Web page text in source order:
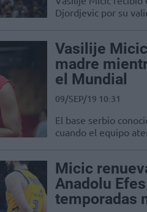
Djordjevic por su
Vasilije
madre
el Mundial
09/SEP/19 10:31
El base serbio
cuando el equipo
Micic
Anadolu
temporadas